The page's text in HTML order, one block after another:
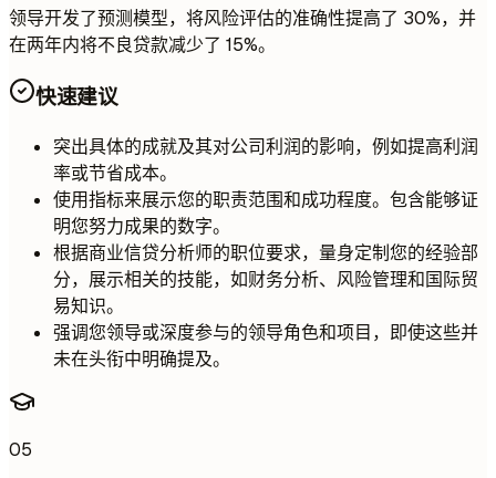
领导开发了预测模型，将风险评估的准确性提高了 30%，并
在两年内将不良贷款减少了 15%。
快速建议
突出具体的成就及其对公司利润的影响，例如提高利润
率或节省成本。
使用指标来展示您的职责范围和成功程度。包含能够证
明您努力成果的数字。
根据商业信贷分析师的职位要求，量身定制您的经验部
分，展示相关的技能，如财务分析、风险管理和国际贸
易知识。
强调您领导或深度参与的领导角色和项目，即使这些并
未在头衔中明确提及。
05